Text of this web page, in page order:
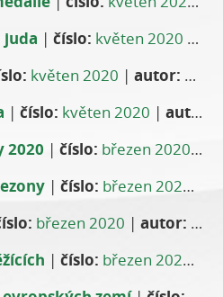
|číslo: květen 2020
květen 2020 |autor:
|číslo: květen 2020 |autor:
2020 |číslo: březen 2020|
|číslo: březen 2020 |
březen 2020 |autor:
|číslo: březen 2020 |